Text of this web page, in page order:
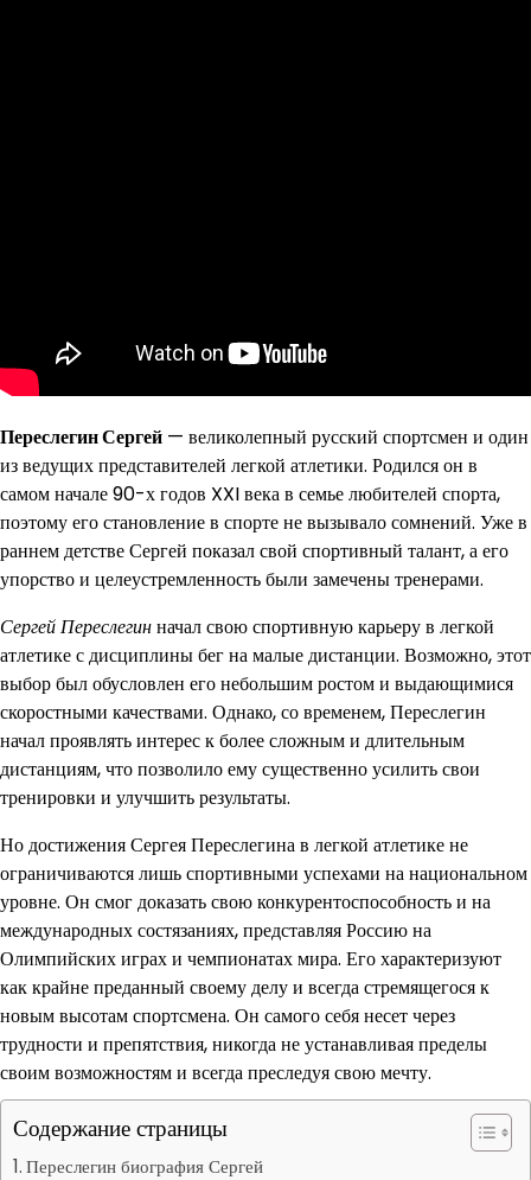
Переслегин Сергей — великолепный русский спортсмен и один
из ведущих представителей легкой атлетики. Родился он в
самом начале 90-х годов XXI века в семье любителей спорта,
поэтому его становление в спорте не вызывало сомнений. Уже в
раннем детстве Сергей показал свой спортивный талант, а его
упорство и целеустремленность были замечены тренерами.
Сергей Переслегинначал свою спортивную карьеру в легкой
атлетике с дисциплины бег на малые дистанции. Возможно, этот
выбор был обусловлен его небольшим ростом и выдающимися
скоростными качествами. Однако, со временем, Переслегин
начал проявлять интерес к более сложным и длительным
дистанциям, что позволило ему существенно усилить свои
тренировки и улучшить результаты.
Но достижения Сергея Переслегина в легкой атлетике не
ограничиваются лишь спортивными успехами на национальном
уровне. Он смог доказать свою конкурентоспособность и на
международных состязаниях, представляя Россию на
Олимпийских играх и чемпионатах мира. Его характеризуют
как крайне преданный своему делу и всегда стремящегося к
новым высотам спортсмена. Он самого себя несет через
трудности и препятствия, никогда не устанавливая пределы
своим возможностям и всегда преследуя свою мечту.
Содержание страницы
Переслегин биография Сергей